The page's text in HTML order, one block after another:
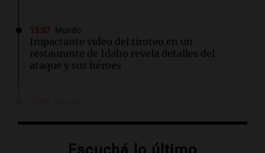
15:37 Mundo
Impactante video del tiroteo en un
restaurante de Idaho revela detalles del
ataque y sus héroes
Rusia, impulsadas por el legado de Lindsey